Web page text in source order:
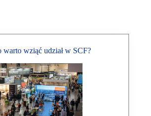
warto wziąć udział w SCF?